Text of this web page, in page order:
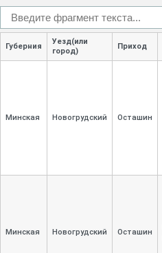
Губерния
Уезд(или
город)
Приход
Минская Новогрудский Осташин
Минская Новогрудский Осташин